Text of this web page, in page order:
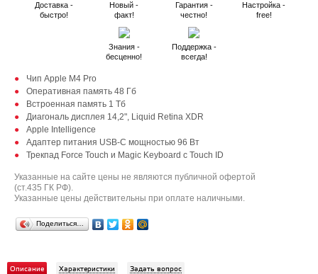
Доставка -
быстро!
Новый -
факт!
Гарантия -
честно!
Настройка -
free!
Знания -
бесценно!
Поддержка -
всегда!
Чип Apple M4 Pro
Оперативная память 48 Гб
Встроенная память 1 Тб
Диагональ дисплея 14,2", Liquid Retina XDR
Apple Intelligence
Адаптер питания USB-C мощностью 96 Вт
Трекпад Force Touch и Magic Keyboard с Touch ID
Указанные на сайте цены не являются публичной офертой
(ст.435 ГК РФ).
Указанные цены действительны при оплате наличными.
Поделиться…
Описание Характеристики Задать вопрос